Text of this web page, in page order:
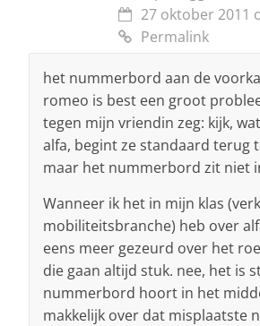
27 oktober 2011
Permalink
het nummerbord aan de
romeo is best een groot
tegen mijn vriendin zeg: kijk,
alfa, begint ze standaard terug
maar het nummerbord zit niet
Wanneer ik het in mijn klas
mobiliteitsbranche) heb over
eens meer gezeurd over het
die gaan altijd stuk. nee, het is
nummerbord hoort in het
makkelijk over dat misplaatste